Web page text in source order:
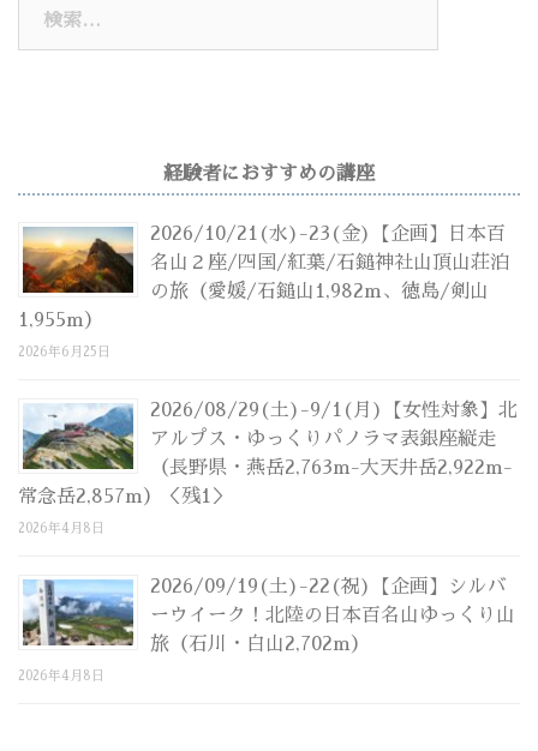
経験者におすすめの講座
2026/10/21(水)-23(金)【企画】日本百
名山２座/四国/紅葉/石鎚神社山頂山荘泊
の旅（愛媛/石鎚山1,982m、徳島/剣山
1,955m）
2026年6月25日
2026/08/29(土)-9/1(月)【女性対象】北
アルプス・ゆっくりパノラマ表銀座縦走
（長野県・燕岳2,763m-大天井岳2,922m-
常念岳2,857m）＜残1＞
2026年4月8日
2026/09/19(土)-22(祝)【企画】シルバ
ーウイーク！北陸の日本百名山ゆっくり山
旅（石川・白山2,702m）
2026年4月8日